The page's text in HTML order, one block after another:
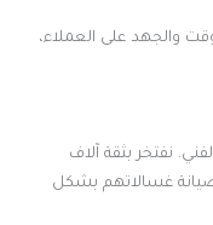
والجهد على العملاء،
نفتخر بثقة آلاف
صيانة غسالاتهم بشكل